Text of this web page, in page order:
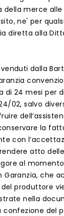
della merce
ne' per
diretta alla
dalla
di 24 mesi per
02, salvo
la
con
atto
al
Garanzia, che
produttore
nella
confezione del